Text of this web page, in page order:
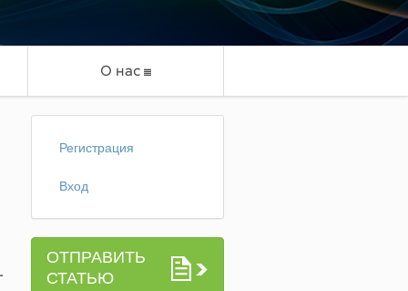
О нас
Регистрация
Вход
ОТПРАВИТЬ
СТАТЬЮ